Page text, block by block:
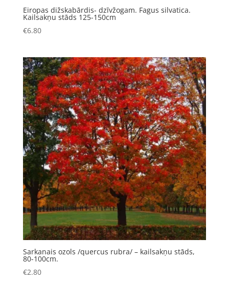
Eiropas dižskabārdis- dzīvžogam. Fagus silvatica.
Kailsakņu stāds 125-150cm
€6.80
Sarkanais ozols /quercus rubra/ – kailsakņu stāds,
80-100cm.
€2.80